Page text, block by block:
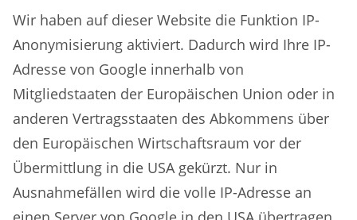
Wir haben auf dieser Website die Funktion IP-
Anonymisierung aktiviert. Dadurch wird Ihre IP-
Adresse von Google innerhalb von
Mitgliedstaaten der Europäischen Union oder in
anderen Vertragsstaaten des Abkommens über
den Europäischen Wirtschaftsraum vor der
Übermittlung in die USA gekürzt. Nur in
Ausnahmefällen wird die volle IP-Adresse an